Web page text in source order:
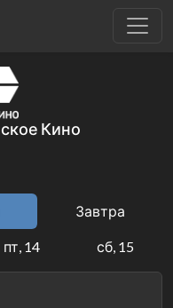
Кино
Завтра
пт, 14 сб, 15